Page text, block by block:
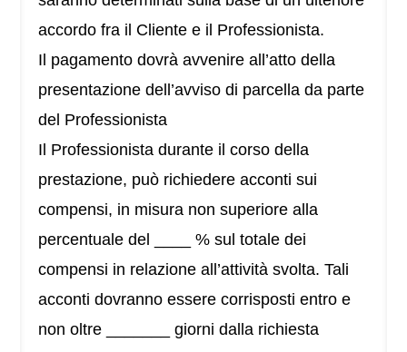
accordo fra il Cliente e il Professionista.
Il pagamento dovrà avvenire all’atto della
presentazione dell’avviso di parcella da parte
del Professionista
Il Professionista durante il corso della
prestazione, può richiedere acconti sui
compensi, in misura non superiore alla
percentuale del ____ % sul totale dei
compensi in relazione all’attività svolta. Tali
acconti dovranno essere corrisposti entro e
non oltre _______ giorni dalla richiesta